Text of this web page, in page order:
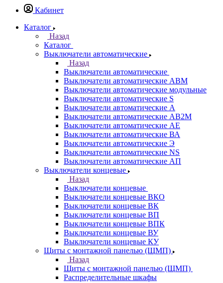
Кабинет
Каталог
Назад
Каталог
Выключатели автоматические
Назад
Выключатели автоматические
Выключатели автоматические АВМ
Выключатели автоматические модульные
Выключатели автоматические S
Выключатели автоматические А
Выключатели автоматические АВ2М
Выключатели автоматические АЕ
Выключатели автоматические ВА
Выключатели автоматические Э
Выключатели автоматические NS
Выключатели автоматические АП
Выключатели концевые
Назад
Выключатели концевые
Выключатели концевые ВКО
Выключатели концевые ВК
Выключатели концевые ВП
Выключатели концевые ВПК
Выключатели концевые ВУ
Выключатели концевые КУ
Щиты с монтажной панелью (ЩМП)
Назад
Щиты с монтажной панелью (ЩМП)
Распределительные шкафы